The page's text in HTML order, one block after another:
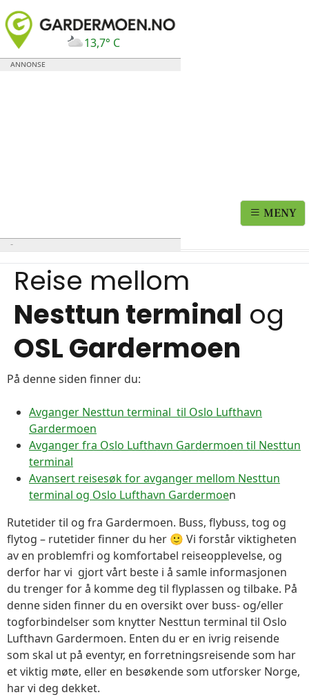
13,7° C
MENY
Reise mellom
Nesttun terminal og
OSL Gardermoen
På denne siden finner du:
Avganger Nesttun terminal til Oslo Lufthavn
Gardermoen
Avganger fra Oslo Lufthavn Gardermoen til Nesttun
terminal
Avansert reisesøk for avganger mellom Nesttun
terminal og Oslo Lufthavn Gardermoen
Rutetider til og fra Gardermoen. Buss, flybuss, tog og
flytog – rutetider finner du her 🙂 Vi forstår viktigheten
av en problemfri og komfortabel reiseopplevelse, og
derfor har vi gjort vårt beste i å samle informasjonen
du trenger for å komme deg til flyplassen og tilbake. På
denne siden finner du en oversikt over buss- og/eller
togforbindelser som knytter Nesttun terminal til Oslo
Lufthavn Gardermoen. Enten du er en ivrig reisende
som skal ut på eventyr, en forretningsreisende som har
et viktig møte, eller en besøkende som utforsker Norge,
har vi deg dekket.